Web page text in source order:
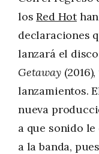
losRed Hot
declaraciones
lanzará el
Getaway
lanzamientos.
nueva
a que sonido
a la banda,